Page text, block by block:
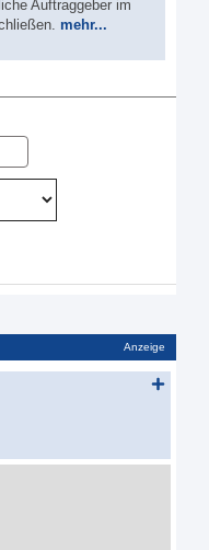
Auftraggeber im
mehr...
Anzeige